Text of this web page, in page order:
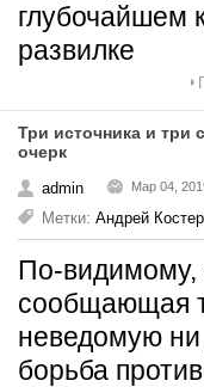
глубочайшем
развилке
Три источника и три
очерк
admin Мар 04,
Метки: Андрей
По-видимому,
сообщающая
неведомую ни
борьба